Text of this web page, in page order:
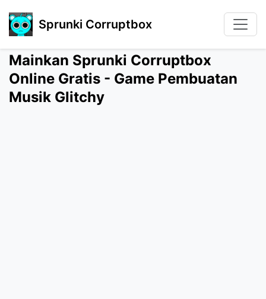
Sprunki Corruptbox
Mainkan Sprunki Corruptbox
Online Gratis - Game Pembuatan
Musik Glitchy